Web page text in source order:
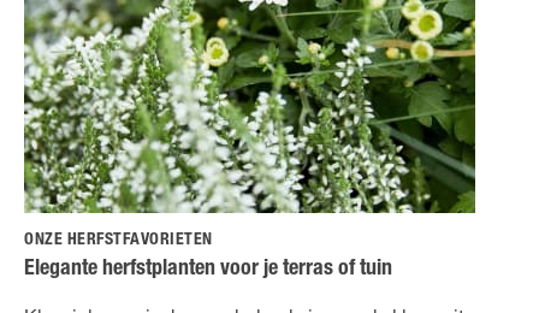
ONZE HERFSTFAVORIETEN
Elegante herfstplanten voor je terras of tuin